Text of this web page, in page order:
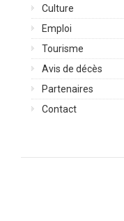
Culture
Emploi
Tourisme
Avis de décès
Partenaires
Contact